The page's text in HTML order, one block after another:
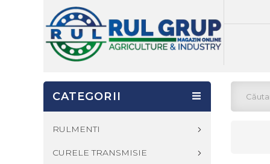
CATEGORII
RULMENTI
CURELE TRANSMISIE